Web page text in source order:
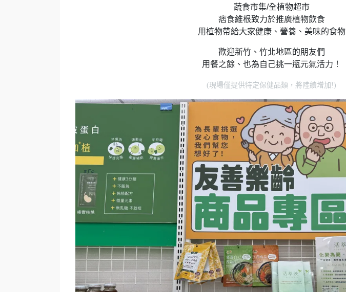
蔬食市集/全植物超市
痞食維根致力於推廣植物飲食
用植物帶給大家健康、營養、美味的食物
歡迎新竹、竹北地區的朋友們
用餐之餘、也為自己挑一瓶元氣活力！
(現場僅提供特定保健品類，將陸續增加!)